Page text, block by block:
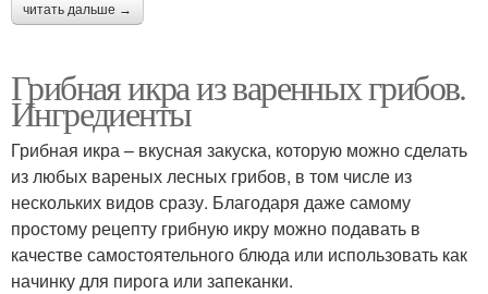
читать дальше →
Грибная икра из варенных грибов.
Ингредиенты
Грибная икра – вкусная закуска, которую можно сделать
из любых вареных лесных грибов, в том числе из
нескольких видов сразу. Благодаря даже самому
простому рецепту грибную икру можно подавать в
качестве самостоятельного блюда или использовать как
начинку для пирога или запеканки.